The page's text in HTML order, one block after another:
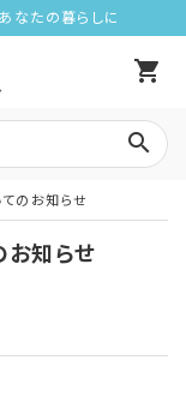
なたの暮らしに
shopping_cart
search
のお知らせ
知らせ